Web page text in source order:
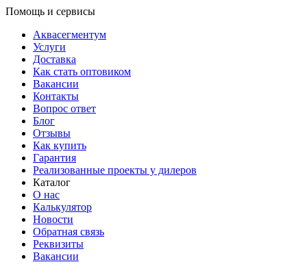
Помощь и сервисы
Аквасегментум
Услуги
Доставка
Как стать оптовиком
Вакансии
Контакты
Вопрос ответ
Блог
Отзывы
Как купить
Гарантия
Реализованные проекты у дилеров
Каталог
О нас
Калькулятор
Новости
Обратная связь
Реквизиты
Вакансии